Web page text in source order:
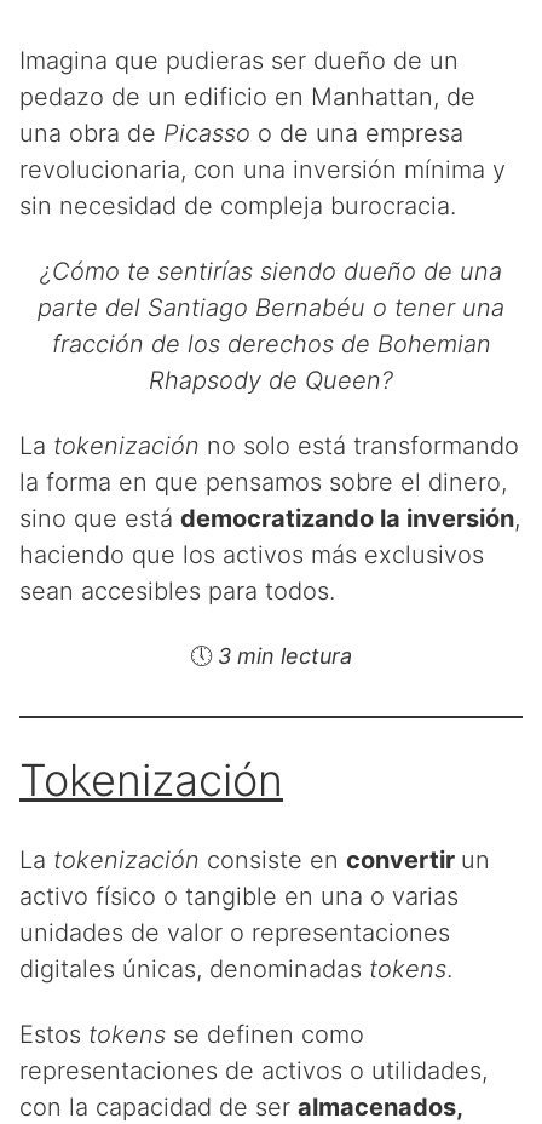
Imagina que pudieras ser dueño de un
pedazo de un edificio en Manhattan, de
una obra de Picasso o de una empresa
revolucionaria, con una inversión mínima y
sin necesidad de compleja burocracia.
¿Cómo te sentirías siendo dueño de una
parte del Santiago Bernabéu o tener una
fracción de los derechos de Bohemian
Rhapsody de Queen?
La tokenización no solo está transformando
la forma en que pensamos sobre el dinero,
sino que está democratizando la inversión,
haciendo que los activos más exclusivos
sean accesibles para todos.
🕔3 min lectura
Tokenización
La tokenización consiste en convertir un
activo físico o tangible en una o varias
unidades de valor o representaciones
digitales únicas, denominadas tokens.
Estos tokens se definen como
representaciones de activos o utilidades,
con la capacidad de ser almacenados,